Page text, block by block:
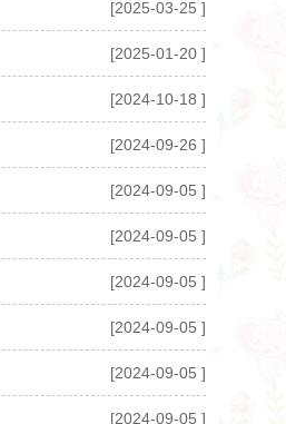
[2025-03-25 ]
[2025-01-20 ]
[2024-10-18 ]
[2024-09-26 ]
[2024-09-05 ]
[2024-09-05 ]
[2024-09-05 ]
[2024-09-05 ]
[2024-09-05 ]
[2024-09-05 ]